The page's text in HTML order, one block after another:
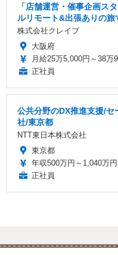
「店舗運営・催事企画ス
ルリモート&出張ありの旅
株式会社クレイブ
大阪府
月給25万5,000円～38万
正社員
公共分野のDX推進支援/
社/東京都
NTT東日本株式会社
東京都
年収500万円～1,040万円
正社員